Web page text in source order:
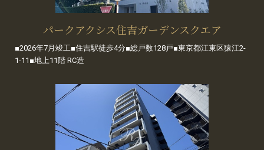
パークアクシス住吉ガーデンスクエア
■2026年7月竣工■住吉駅徒歩4分■総戸数128戸■東京都江東区猿江2-
1-11■地上11階 RC造